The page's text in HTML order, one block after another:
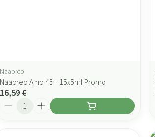
Naaprep
Naaprep Amp 45 + 15x5ml Promo
16,59 €
Quantité